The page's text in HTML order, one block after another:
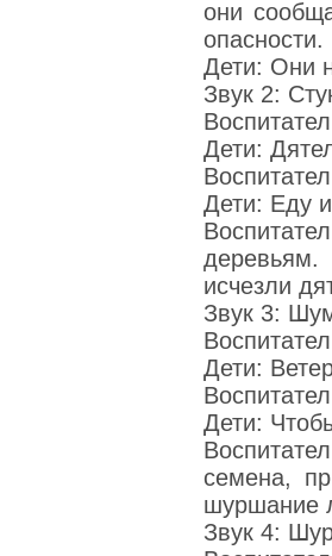
они
Дети: Они
Звук 2:
Дети:
Дети: Еду
исчезли
Звук 3:
Дети:
Дети:
семена,
шуршание
Звук 4: